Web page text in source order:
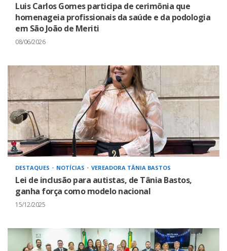
Luis Carlos Gomes participa de cerimônia que
homenageia profissionais da saúde e da podologia
em São João de Meriti
08/06/2026
DESTAQUES NOTÍCIAS VEREADORA TÂNIA BASTOS
Lei de inclusão para autistas, de Tânia Bastos,
ganha força como modelo nacional
15/12/2025